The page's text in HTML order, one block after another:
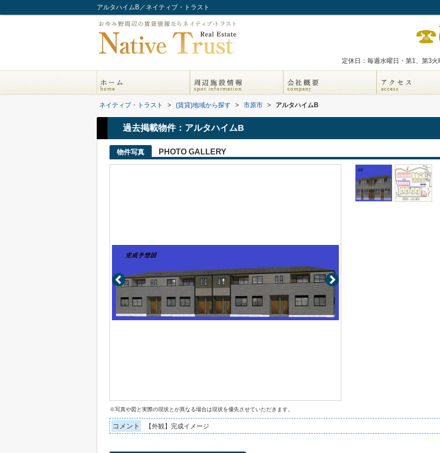
アルタハイムB／ネイティブ・トラスト
定休日：毎週水曜日・第1、第3
ネイティブ・トラスト > (賃貸)地域から探す > 市原市 > アルタハイムB
過去掲載物件：アルタハイムB
物件写真 PHOTO GALLERY
※写真や図と実際の現状とが異なる場合は現状を優先させていただきます。
コメント 【外観】完成イメージ